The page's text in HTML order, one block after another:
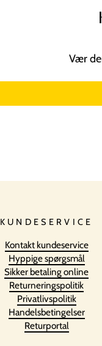
Vær
KUNDESERVICE
Kontakt kundeservice
Hyppige spørgsmål
Sikker betaling online
Returneringspolitik
Privatlivspolitik
Handelsbetingelser
Returportal